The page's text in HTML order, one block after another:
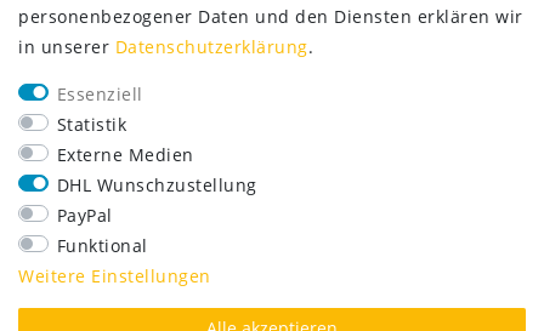
SERVICE
Lieferung nur 2,95 €
Rücksendung kostenfrei
14 Tage Rückgaberecht
Kurze Lieferzeit
FOLGE UNS
personenbezogener Daten und den Diensten erklären wir
in unserer Daten­schutz­erklärung.
Essenziell
Statistik
Externe Medien
DHL Wunschzustellung
PayPal
Funktional
Weitere Einstellungen